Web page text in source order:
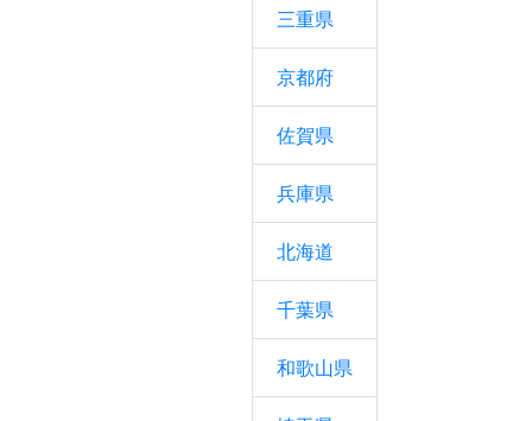
三重県
京都府
佐賀県
兵庫県
北海道
千葉県
和歌山県